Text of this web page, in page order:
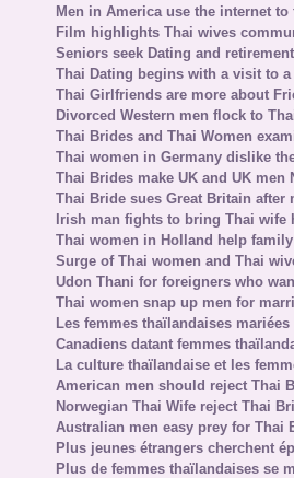
Men in America use the internet
Film highlights Thai wives
Seniors seek Dating and
Thai Dating begins with a visit to a
Thai Girlfriends are more about
Divorced Western men flock to
Thai Brides and Thai Women
Thai women in Germany dislike
Thai Brides make UK and UK men
Thai Bride sues Great Britain after
Irish man fights to bring Thai wife
Thai women in Holland help
Surge of Thai women and Thai
Udon Thani for foreigners who
Thai women snap up men for
Les femmes thaïlandaises mariées
Canadiens datant femmes
La culture thaïlandaise et les
American men should reject Thai
Norwegian Thai Wife reject Thai
Australian men easy prey for Thai
Plus jeunes étrangers cherchent
Plus de femmes thaïlandaises se